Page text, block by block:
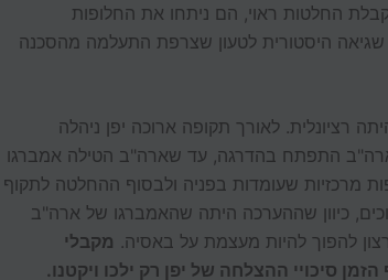
קבלת החלטות ראוי, הם ניתחו את החלופות
היסטורית לטעון שצרפת התעלמה מהסכנה
רציונלית. לאורך תקופה ארוכה יפן ניהלה
התפתח בהדרגה, עד שארה"ב הטילה אמברגו
מרכזיות שעומדות בפניה ולבסוף ההחלטה לתקוף
כיוון שההערכה היתה שהאמברגו של ארה"ב
להפוך להיות מעצמת על באסיה. מקבלי
סיכויי ההצלחה של יפן רק ילכו ויקטנו.